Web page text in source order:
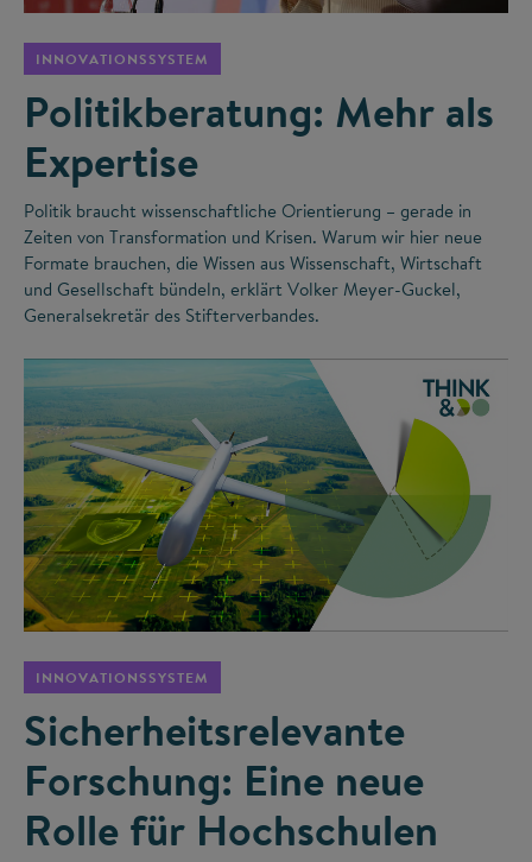
INNOVATIONSSYSTEM
Politikberatung: Mehr als
Expertise
Politik braucht wissenschaftliche Orientierung – gerade in
Zeiten von Transformation und Krisen. Warum wir hier neue
Formate brauchen, die Wissen aus Wissenschaft, Wirtschaft
und Gesellschaft bündeln, erklärt Volker Meyer-Guckel,
Generalsekretär des Stifterverbandes.
INNOVATIONSSYSTEM
Sicherheitsrelevante
Forschung: Eine neue
Rolle für Hochschulen